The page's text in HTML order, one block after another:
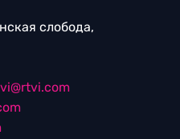
слобода,